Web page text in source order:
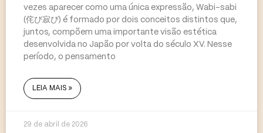
vezes aparecer como uma única expressão, Wabi-sabi
(侘び寂び) é formado por dois conceitos distintos que,
juntos, compõem uma importante visão estética
desenvolvida no Japão por volta do século XV. Nesse
período, o pensamento
LEIA MAIS »
29 de abril de 2026